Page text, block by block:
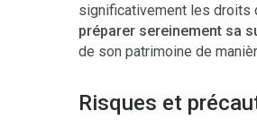
significativement les droits
préparer sereinement sa
de son patrimoine de
Risques et